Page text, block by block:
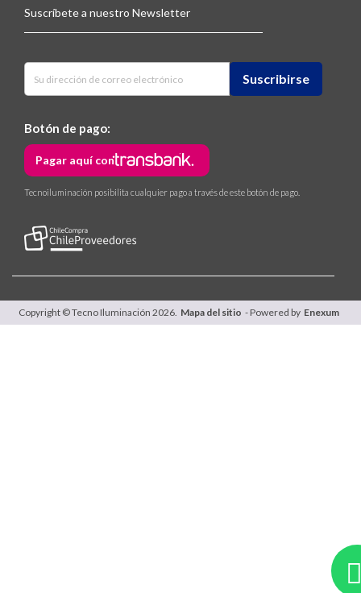
Suscríbete a nuestro Newsletter
Botón de pago:
Pagar aquí con
Tecnoiluminación posibilita cualquier pago a través de este botón de pago.
Copyright © Tecno Iluminación 2026. Mapa del sitio - Powered by Enexum